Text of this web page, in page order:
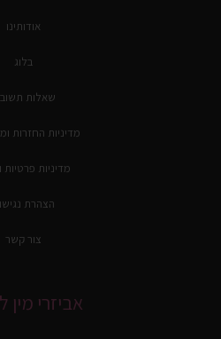
אודותינו
בלוג
שאלות
מדיניות החזרות
מדיניות פרטיות
הצהרת
צור קשר
אביזרי מין